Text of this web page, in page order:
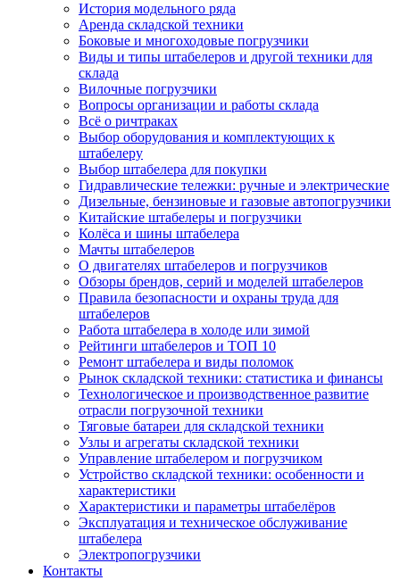
История модельного ряда
Аренда складской техники
Боковые и многоходовые погрузчики
Виды и типы штабелеров и другой техники для
склада
Вилочные погрузчики
Вопросы организации и работы склада
Всё о ричтраках
Выбор оборудования и комплектующих к
штабелеру
Выбор штабелера для покупки
Гидравлические тележки: ручные и электрические
Дизельные, бензиновые и газовые автопогрузчики
Китайские штабелеры и погрузчики
Колёса и шины штабелера
Мачты штабелеров
О двигателях штабелеров и погрузчиков
Обзоры брендов, серий и моделей штабелеров
Правила безопасности и охраны труда для
штабелеров
Работа штабелера в холоде или зимой
Рейтинги штабелеров и ТОП 10
Ремонт штабелера и виды поломок
Рынок складской техники: статистика и финансы
Технологическое и производственное развитие
отрасли погрузочной техники
Тяговые батареи для складской техники
Узлы и агрегаты складской техники
Управление штабелером и погрузчиком
Устройство складской техники: особенности и
характеристики
Характеристики и параметры штабелёров
Эксплуатация и техническое обслуживание
штабелера
Электропогрузчики
Контакты